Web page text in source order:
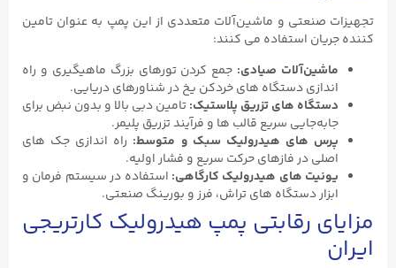
تجهیزات صنعتی و ماشین‌آلات متعددی از این پمپ به عنوان تامین
‌کننده جریان استفاده می ‌کنند:
ماشین‌آلات صیادی: جمع کردن تورهای بزرگ ماهیگیری و راه
‌اندازی دستگاه‌ های خردکن یخ در شناورهای دریایی.
دستگاه‌ های تزریق پلاستیک:تامین دبی بالا و بدون نبض برای
جابه‌جایی سریع قالب ‌ها و فرآیند تزریق پلیمر.
پرس‌ های هیدرولیک سبک و متوسط: راه ‌اندازی جک‌ های
اصلی در فازهای حرکت سریع و فشار اولیه.
یونیت ‌های هیدرولیک کارگاهی: استفاده در سیستم فرمان و
ابزار دستگاه‌ های تراش، فرز و بورینگ صنعتی.
مزایای رقابتی پمپ هیدرولیک کارتریجی
ایران